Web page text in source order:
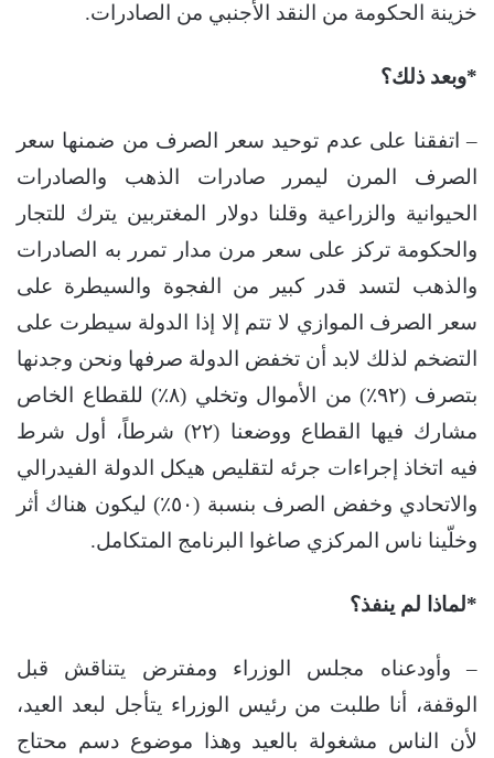
خزينة الحكومة من النقد الأجنبي من الصادرات.
*وبعد ذلك؟
– اتفقنا على عدم توحيد سعر الصرف من ضمنها سعر
الصرف المرن ليمرر صادرات الذهب والصادرات
الحيوانية والزراعية وقلنا دولار المغتربين يترك للتجار
والحكومة تركز على سعر مرن مدار تمرر به الصادرات
والذهب لتسد قدر كبير من الفجوة والسيطرة على
سعر الصرف الموازي لا تتم إلا إذا الدولة سيطرت على
التضخم لذلك لابد أن تخفض الدولة صرفها ونحن وجدنها
بتصرف (٩٢٪؜) من الأموال وتخلي (٨٪؜) للقطاع الخاص
مشارك فيها القطاع ووضعنا (٢٢) شرطاً، أول شرط
فيه اتخاذ إجراءات جرئه لتقليص هيكل الدولة الفيدرالي
والاتحادي وخفض الصرف بنسبة (٥٠٪؜) ليكون هناك أثر
وخلّينا ناس المركزي صاغوا البرنامج المتكامل.
*لماذا لم ينفذ؟
– وأودعناه مجلس الوزراء ومفترض يتناقش قبل
الوقفة، أنا طلبت من رئيس الوزراء يتأجل لبعد العيد،
لأن الناس مشغولة بالعيد وهذا موضوع دسم محتاج